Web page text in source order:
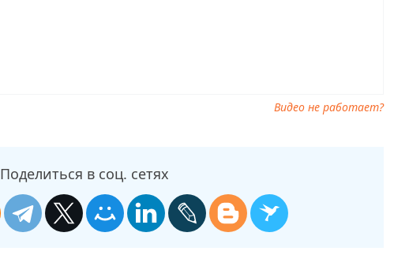
Видео не работает?
Поделиться в соц. сетях